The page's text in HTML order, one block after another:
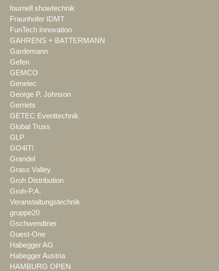
fournell showtechnik
Fraunhofer IDMT
FunTech Innovation
GAHRENS + BATTERMANN
Gardemann
Gefen
GEMCO
Genelec
George P. Johnson
Gerriets
GETEC Eventtechnik
Global Truss
GLP
GO4IT!
Grandel
Grass Valley
Groh Distribution
Groh-P.A.
Veranstaltungstechnik
gruppe20
Gschwendtner
Guest-One
Habegger AG
Habegger Austria
HAMBURG OPEN